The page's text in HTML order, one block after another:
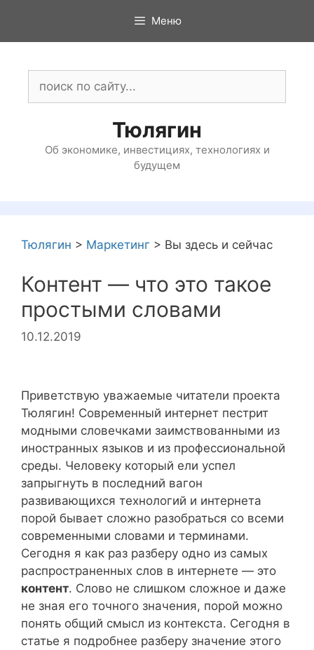
содержимому
Меню
Тюлягин
Об экономике, инвестициях, технологиях и
будущем
Тюлягин > Маркетинг > Вы здесь и сейчас
Контент — что это такое
простыми словами
10.12.2019
Приветствую уважаемые читатели проекта
Тюлягин! Современный интернет пестрит
модными словечками заимствованными из
иностранных языков и из профессиональной
среды. Человеку который ели успел
запрыгнуть в последний вагон
развивающихся технологий и интернета
порой бывает сложно разобраться со всеми
современными словами и терминами.
Сегодня я как раз разберу одно из самых
распространенных слов в интернете — это
контент. Слово не слишком сложное и даже
не зная его точного значения, порой можно
понять общий смысл из контекста. Сегодня в
статье я подробнее разберу значение этого